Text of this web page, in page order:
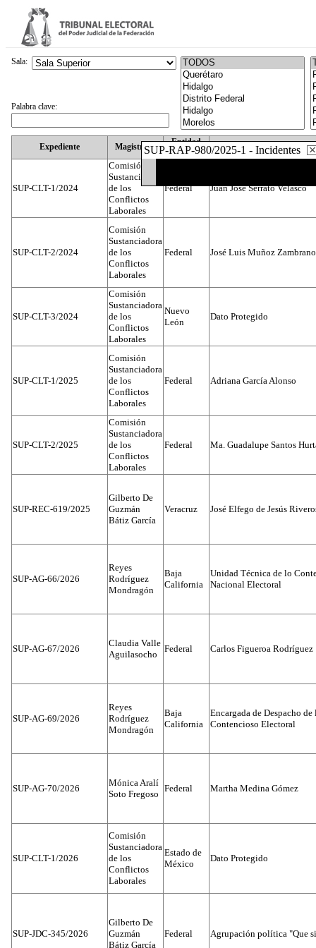
SUP-RAP-980/2025-1 - Incidentes
Expediente Magistrado
Entidad
Federativa
SUP-CLT-1/2024
Comisión
Sustanciadora
de los
Conflictos
Laborales
Federal Juan José Serrato Velasco
SUP-CLT-2/2024
Comisión
Sustanciadora
de los
Conflictos
Laborales
Federal José Luis Muñoz Zambrano
SUP-CLT-3/2024
Comisión
Sustanciadora
de los
Conflictos
Laborales
Nuevo
León
Dato Protegido
SUP-CLT-1/2025
Comisión
Sustanciadora
de los
Conflictos
Laborales
Federal Adriana García Alonso
SUP-CLT-2/2025
Comisión
Sustanciadora
de los
Conflictos
Laborales
Federal Ma. Guadalupe Santos
SUP-REC-619/2025
Gilberto De
Guzmán
Bátiz García
Veracruz José Elfego de Jesús
SUP-AG-66/2026
Reyes
Rodríguez
Mondragón
Baja
California
Unidad Técnica de lo
Nacional Electoral
SUP-AG-67/2026
Claudia Valle
Aguilasocho
Federal Carlos Figueroa Rodríguez
SUP-AG-69/2026
Reyes
Rodríguez
Mondragón
Baja
California
Encargada de Despacho
Contencioso Electoral
SUP-AG-70/2026
Mónica Aralí
Soto Fregoso
Federal Martha Medina Gómez
SUP-CLT-1/2026
Comisión
Sustanciadora
de los
Conflictos
Laborales
Estado de
México
Dato Protegido
SUP-JDC-345/2026
Gilberto De
Guzmán
Bátiz García
Federal Agrupación política "Que
Sala:
Palabra clave: